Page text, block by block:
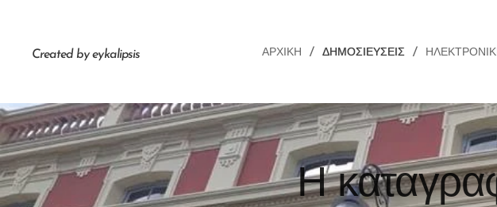
Created by eykalipsis ΑΡΧΙΚΉ ΔΗΜΟΣΙΕΎΣΕΙΣ
Η